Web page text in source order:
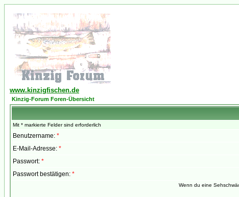
www.kinzigfischen.de
Kinzig-Forum Foren-Übersicht
Mit * markierte Felder sind erforderlich
Benutzername: *
E-Mail-Adresse: *
Passwort: *
Passwort bestätigen: *
Wenn du eine